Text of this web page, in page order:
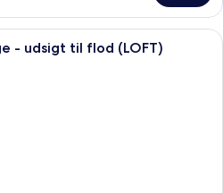
Pengeskab på værelset, skrivebord,
- udsigt til flod (LOFT)